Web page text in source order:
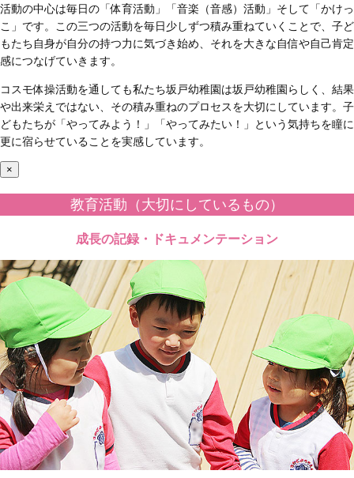
活動の中心は毎日の「体育活動」「音楽（音感）活動」そして「かけっ
こ」です。この三つの活動を毎日少しずつ積み重ねていくことで、子ど
もたち自身が自分の持つ力に気づき始め、それを大きな自信や自己肯定
感につなげていきます。
コスモ体操活動を通しても私たち坂戸幼稚園は坂戸幼稚園らしく、結果
や出来栄えではない、その積み重ねのプロセスを大切にしています。子
どもたちが「やってみよう！」「やってみたい！」という気持ちを瞳に
更に宿らせていることを実感しています。
×
教育活動（大切にしているもの）
成長の記録・ドキュメンテーション